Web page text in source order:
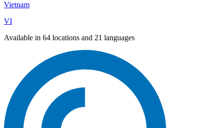
Vietnam
VI
Available in 64 locations and 21 languages